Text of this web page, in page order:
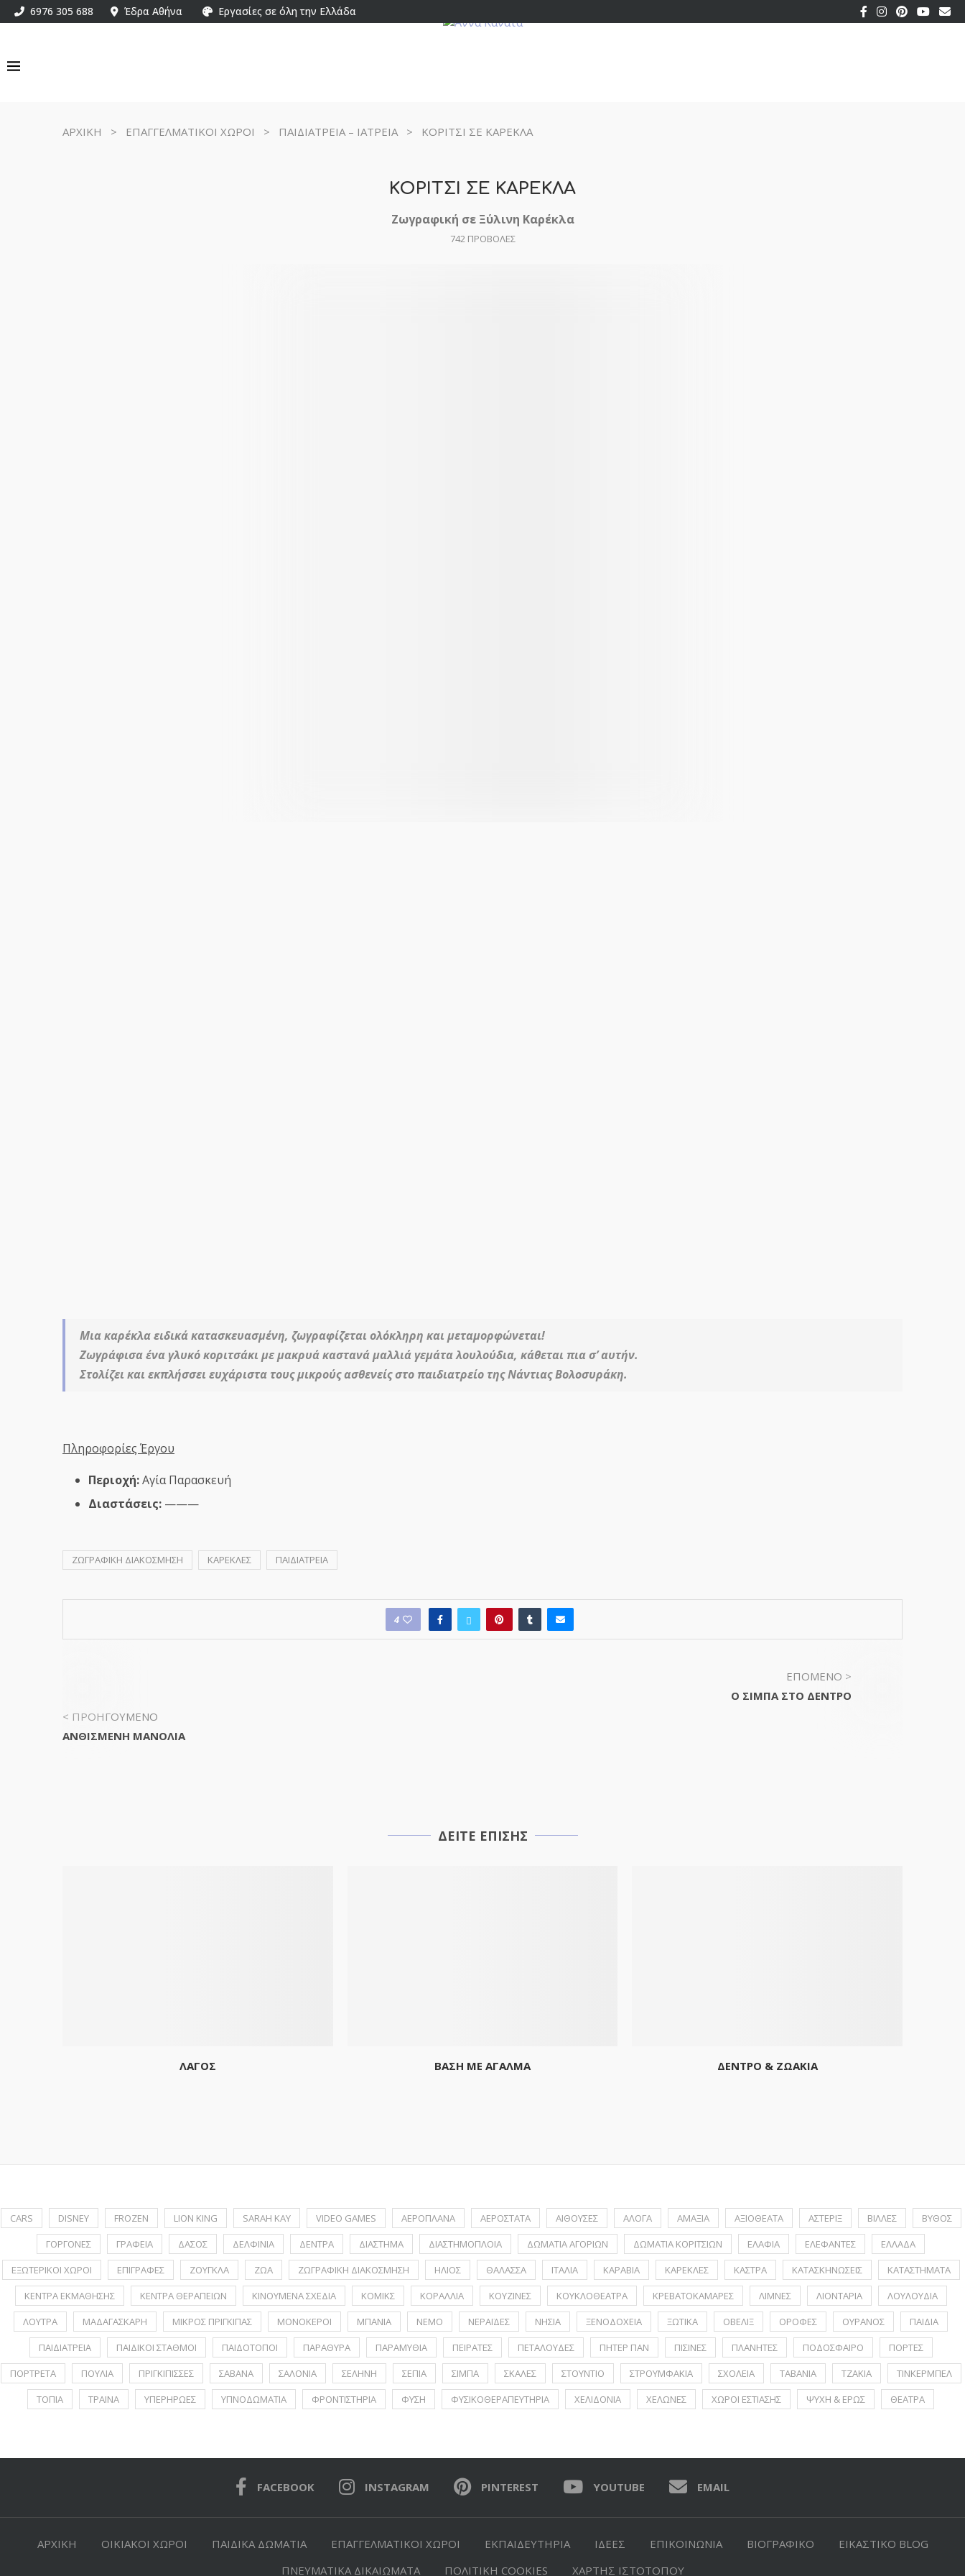
6976 305 688 Έδρα Αθήνα Εργασίες σε όλη την Ελλάδα
ΑΡΧΙΚΗ > ΕΠΑΓΓΕΛΜΑΤΙΚΟΙ ΧΩΡΟΙ > ΠΑΙΔΙΑΤΡΕΙΑ – ΙΑΤΡΕΙΑ> ΚΟΡΙΤΣΙ ΣΕ ΚΑΡΕΚΛΑ
ΚΟΡΙΤΣΙ ΣΕ ΚΑΡΕΚΛΑ
Ζωγραφική σε Ξύλινη Καρέκλα
742ΠΡΟΒΟΛΕΣ
Μια καρέκλα ειδικά κατασκευασμένη, ζωγραφίζεται ολόκληρη και μεταμορφώνεται!
Ζωγράφισα ένα γλυκό κοριτσάκι με μακρυά καστανά μαλλιά γεμάτα λουλούδια, κάθεται πια σ’ αυτήν.
Στολίζει και εκπλήσσει ευχάριστα τους μικρούς ασθενείς στο παιδιατρείο της Νάντιας Βολοσυράκη.
Πληροφορίες Έργου
Περιοχή:Αγία Παρασκευή
Διαστάσεις: ———
ΖΩΓΡΑΦΙΚΗ ΔΙΑΚΟΣΜΗΣΗ ΚΑΡΕΚΛΕΣ ΠΑΙΔΙΑΤΡΕΙΑ
4
< ΠΡΟΗΓΟΥΜΕΝΟ
ΑΝΘΙΣΜΕΝΗ ΜΑΝΟΛΙΑ
ΕΠΟΜΕΝΟ >
Ο ΣΙΜΠΑ ΣΤΟ ΔΕΝΤΡΟ
ΔΕΙΤΕ ΕΠΙΣΗΣ
ΛΑΓΟΣ ΒΑΣΗ ΜΕ ΑΓΑΛΜΑ ΔΕΝΤΡΟ & ΖΩΑΚΙΑ
CARS DISNEY FROZEN LION KING SARAH KAY VIDEO GAMES ΑΕΡΟΠΛΑΝΑ ΑΕΡΟΣΤΑΤΑ ΑΙΘΟΥΣΕΣ ΑΛΟΓΑ ΑΜΑΞΙΑ ΑΞΙΟΘΕΑΤΑ ΑΣΤΕΡΙΞ ΒΙΛΛΕΣ
ΒΥΘΟΣ
ΓΟΡΓΟΝΕΣ
ΓΡΑΦΕΙΑ ΔΑΣΟΣ ΔΕΛΦΙΝΙΑ ΔΕΝΤΡΑ ΔΙΑΣΤΗΜΑ ΔΙΑΣΤΗΜΟΠΛΟΙΑ ΔΩΜΑΤΙΑ ΑΓΟΡΙΩΝ ΔΩΜΑΤΙΑ ΚΟΡΙΤΣΙΩΝ ΕΛΑΦΙΑ ΕΛΕΦΑΝΤΕΣ
ΕΛΛΑΔΑ
ΕΞΩΤΕΡΙΚΟΙ ΧΩΡΟΙ
ΕΠΙΓΡΑΦΕΣ ΖΟΥΓΚΛΑ ΖΩΑ ΖΩΓΡΑΦΙΚΗ ΔΙΑΚΟΣΜΗΣΗ ΗΛΙΟΣ ΘΑΛΑΣΣΑ ΙΤΑΛΙΑ ΚΑΡΑΒΙΑ ΚΑΡΕΚΛΕΣ ΚΑΣΤΡΑ ΚΑΤΑΣΚΗΝΩΣΕΙΣ
ΚΑΤΑΣΤΗΜΑΤΑ
ΚΕΝΤΡΑ ΕΚΜΑΘΗΣΗΣ
ΚΕΝΤΡΑ ΘΕΡΑΠΕΙΩΝ ΚΙΝΟΥΜΕΝΑ ΣΧΕΔΙΑ ΚΟΜΙΚΣ ΚΟΡΑΛΛΙΑ ΚΟΥΖΙΝΕΣ ΚΟΥΚΛΟΘΕΑΤΡΑ ΚΡΕΒΑΤΟΚΑΜΑΡΕΣ ΛΙΜΝΕΣ ΛΙΟΝΤΑΡΙΑ
ΛΟΥΛΟΥΔΙΑ
ΛΟΥΤΡΑ
ΜΑΔΑΓΑΣΚΑΡΗ ΜΙΚΡΟΣ ΠΡΙΓΚΙΠΑΣ ΜΟΝΟΚΕΡΟΙ ΜΠΑΝΙΑ ΝΕΜΟ ΝΕΡΑΪΔΕΣ ΝΗΣΙΑ ΞΕΝΟΔΟΧΕΙΑ ΞΩΤΙΚΑ ΟΒΕΛΙΞ ΟΡΟΦΕΣ ΟΥΡΑΝΟΣ
ΠΑΙΔΙΑ
ΠΑΙΔΙΑΤΡΕΙΑ
ΠΑΙΔΙΚΟΙ ΣΤΑΘΜΟΙ ΠΑΙΔΟΤΟΠΟΙ ΠΑΡΑΘΥΡΑ ΠΑΡΑΜΥΘΙΑ ΠΕΙΡΑΤΕΣ ΠΕΤΑΛΟΥΔΕΣ ΠΗΤΕΡ ΠΑΝ ΠΙΣΙΝΕΣ ΠΛΑΝΗΤΕΣ ΠΟΔΟΣΦΑΙΡΟ
ΠΟΡΤΕΣ
ΠΟΡΤΡΕΤA
ΠΟΥΛΙΑ ΠΡΙΓΚΙΠΙΣΣΕΣ ΣΑΒΑΝΑ ΣΑΛΟΝΙΑ ΣΕΛΗΝΗ ΣΕΠΙΑ ΣΙΜΠΑ ΣΚΑΛΕΣ ΣΤΟΥΝΤΙΟ ΣΤΡΟΥΜΦΑΚΙΑ ΣΧΟΛΕΙΑ ΤΑΒΑΝΙΑ ΤΖΑΚΙΑ
ΤΙΝΚΕΡΜΠΕΛ
ΤΟΠΙΑ
ΤΡΑΙΝΑ ΥΠΕΡΗΡΩΕΣ ΥΠΝΟΔΩΜΑΤΙΑ ΦΡΟΝΤΙΣΤΗΡΙΑ ΦΥΣΗ ΦΥΣΙΚΟΘΕΡΑΠΕΥΤΗΡΙΑ ΧΕΛΙΔΟΝΙΑ ΧΕΛΩΝΕΣ ΧΩΡΟΙ ΕΣΤΙΑΣΗΣ ΨΥΧΗ & ΕΡΩΣ ΘΕΑΤΡΑ
FACEBOOK INSTAGRAM PINTEREST YOUTUBE EMAIL
ΑΡΧΙΚΗ ΟΙΚΙΑΚΟΙ ΧΩΡΟΙ ΠΑΙΔΙΚΑ ΔΩΜΑΤΙΑ ΕΠΑΓΓΕΛΜΑΤΙΚΟΙ ΧΩΡΟΙ ΕΚΠΑΙΔΕΥΤΗΡΙΑ ΙΔΕΕΣ ΕΠΙΚΟΙΝΩΝΙΑ ΒΙΟΓΡΑΦΙΚΟ
ΕΙΚΑΣΤΙΚΟ BLOG
ΠΝΕΥΜΑΤΙΚΑ ΔΙΚΑΙΩΜΑΤΑ
ΠΟΛΙΤΙΚΗ COOKIES ΧΑΡΤΗΣ ΙΣΤΟΤΟΠΟΥ